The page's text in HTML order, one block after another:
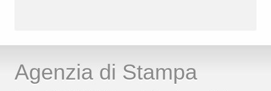
Agenzia di Stampa